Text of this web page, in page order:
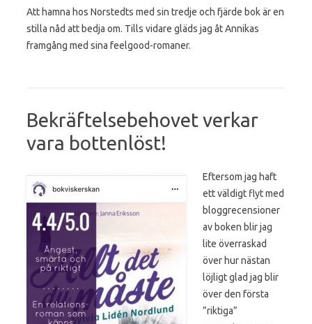
Att hamna hos Norstedts med sin tredje och fjärde bok är en
stilla nåd att bedja om. Tills vidare gläds jag åt Annikas
framgång med sina feelgood-romaner.
Bekräftelsebehovet verkar
vara bottenlöst!
Eftersom jag haft
ett väldigt flyt med
bloggrecensioner
av boken blir jag
lite överraskad
över hur nästan
löjligt glad jag blir
över den första
”riktiga”